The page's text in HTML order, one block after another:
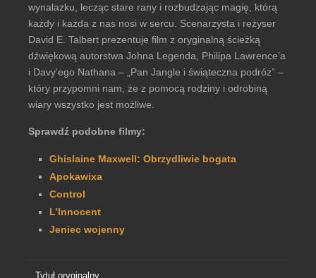
wynalazku, lecząc stare rany i rozbudzając magię, którą
każdy i każda z nas nosi w sercu. Scenarzysta i reżyser
David E. Talbert prezentuje film z oryginalną ścieżką
dźwiękową autorstwa Johna Legenda, Philipa Lawrence’a
i Davy’ego Nathana – „Pan Jangle i świąteczna podróż” –
który przypomni nam, że z pomocą rodziny i odrobiną
wiary wszystko jest możliwe.
Sprawdź podobne filmy:
Ghislaine Maxwell: Obrzydliwie bogata
Apokawixa
Control
L’Innocent
Jeniec wojenny
Tytuł oryginalny